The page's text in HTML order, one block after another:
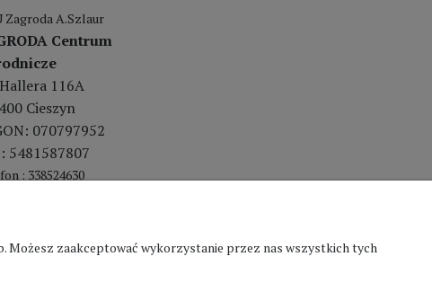
Zagroda A.Szlaur
Centrum
116A
Cieszyn
070797952
5481587807
: 338524630
Możesz zaakceptować wykorzystanie przez nas wszystkich tych